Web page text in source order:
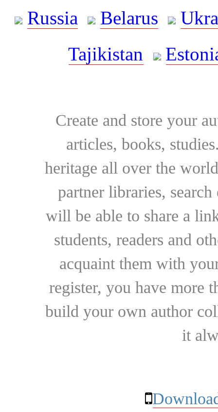
Russia
Belarus
Tajikistan
Create and store your
articles, books,
heritage all over the
partner libraries,
will be able to share a
students, readers and
acquaint them with
register, you have more
build your own author
it